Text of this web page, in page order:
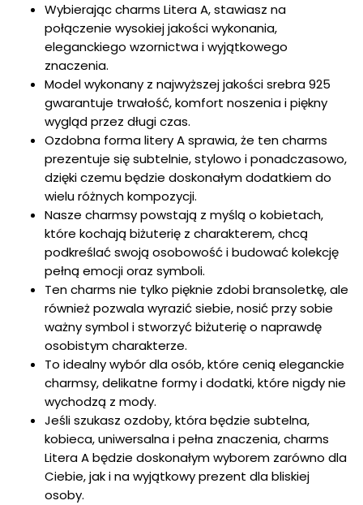
Wybierając charms Litera A, stawiasz na
połączenie wysokiej jakości wykonania,
eleganckiego wzornictwa i wyjątkowego
znaczenia.
Model wykonany z najwyższej jakości srebra 925
gwarantuje trwałość, komfort noszenia i piękny
wygląd przez długi czas.
Ozdobna forma litery A sprawia, że ten charms
prezentuje się subtelnie, stylowo i ponadczasowo,
dzięki czemu będzie doskonałym dodatkiem do
wielu różnych kompozycji.
Nasze charmsy powstają z myślą o kobietach,
które kochają biżuterię z charakterem, chcą
podkreślać swoją osobowość i budować kolekcję
pełną emocji oraz symboli.
Ten charms nie tylko pięknie zdobi bransoletkę, ale
również pozwala wyrazić siebie, nosić przy sobie
ważny symbol i stworzyć biżuterię o naprawdę
osobistym charakterze.
To idealny wybór dla osób, które cenią eleganckie
charmsy, delikatne formy i dodatki, które nigdy nie
wychodzą z mody.
Jeśli szukasz ozdoby, która będzie subtelna,
kobieca, uniwersalna i pełna znaczenia, charms
Litera A będzie doskonałym wyborem zarówno dla
Ciebie, jak i na wyjątkowy prezent dla bliskiej
osoby.